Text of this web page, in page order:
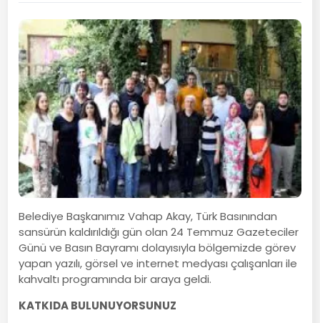
Belediye Başkanımız Vahap Akay, Türk Basınından
sansürün kaldırıldığı gün olan 24 Temmuz Gazeteciler
Günü ve Basın Bayramı dolayısıyla bölgemizde görev
yapan yazılı, görsel ve internet medyası çalışanları ile
kahvaltı programında bir araya geldi.
KATKIDA BULUNUYORSUNUZ